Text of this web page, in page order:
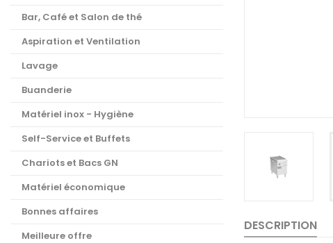
Bar, Café et Salon de thé
Aspiration et Ventilation
Lavage
Buanderie
Matériel inox - Hygiène
Self-Service et Buffets
Chariots et Bacs GN
Matériel économique
Bonnes affaires
Meilleure offre
DESCRIPTION